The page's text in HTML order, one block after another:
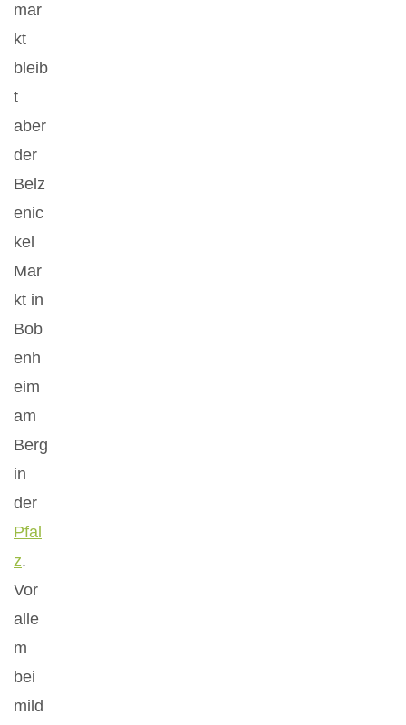
mar
kt
bleib
t
aber
der
Belz
enic
kel
Mar
kt in
Bob
enh
eim
am
Berg
in
der
Pfal
z.
Vor
alle
m
bei
mild